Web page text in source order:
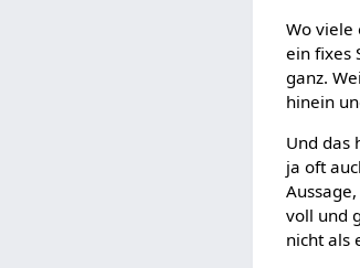
Wo viele
ein fixes
ganz.
hinein
Und das
ja oft
voll und
nicht als